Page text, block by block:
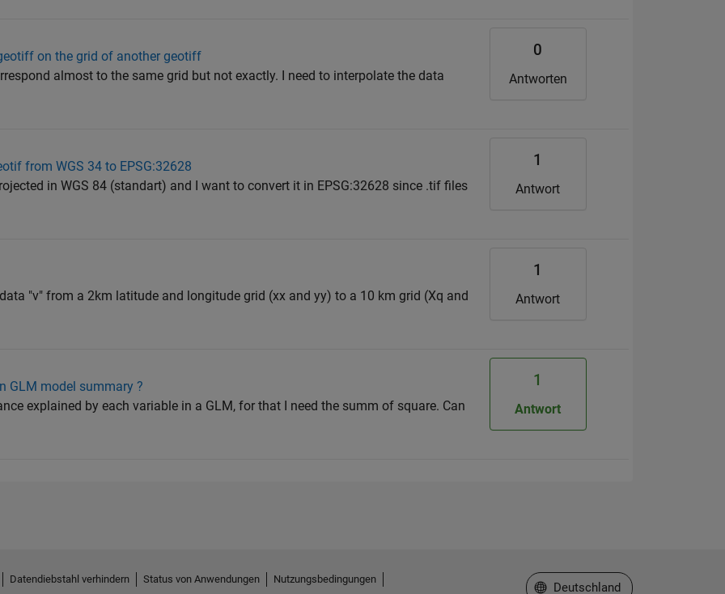
on the grid of another geotiff
almost to the same grid but not exactly. I need to interpolate the data
0
Antworten
from WGS 34 to EPSG:32628
in WGS 84 (standart) and I want to convert it in EPSG:32628 since .tif files
1
Antwort
"v" from a 2km latitude and longitude grid (xx and yy) to a 10 km grid (Xq and
1
Antwort
GLM model summary ?
explained by each variable in a GLM, for that I need the summ of square. Can
1
Antwort
Datendiebstahl verhindern Status von Anwendungen
Nutzungsbedingungen
Website auswählen
Deutschland